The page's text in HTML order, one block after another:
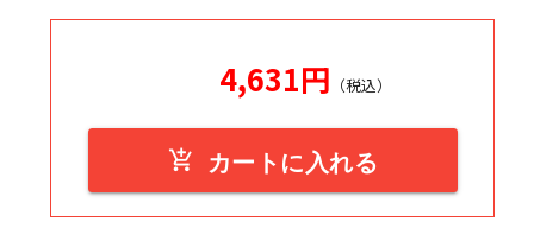
4,631円 （税込）
add_shopping_cart カートに入れる